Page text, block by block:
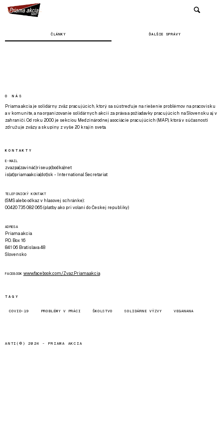
ČLÁNKY ĎALŠIE SPRÁVY
O NÁS
Priama akcia je solidárny zväz pracujúcich, ktorý sa sústreďuje na riešenie problémov na pracovisku
a v komunite, a na organizovanie solidárnych akcií za práva a požiadavky pracujúcich na Slovensku aj v
zahraničí. Od roku 2000 je sekciou Medzinárodnej asociácie pracujúcich (MAP), ktorá v súčasnosti
združuje zväzy a skupiny z vyše 20 krajín sveta.
KONTAKTY
E-MAIL
zvazpa(zavináč)riseup(bodka)net
is(at)priamaakcia(dot)sk - International Secretariat
TELEFONICKÝ KONTAKT
(SMS alebo odkaz v hlasovej schránke):
00420 735 082 065 (platby ako pri volaní do Českej republiky)
ADRESA
Priama akcia
P.O. Box 16
841 06 Bratislava 48
Slovensko
FACEBOOK www.facebook.com/Zvaz.Priama.akcia
TAGY
COVID-19 PROBLÉMY V PRÁCI ŠKOLSTVO SOLIDÁRNE VÝZVY VEGANANA
ANTI(©) 2024 - PRIAMA AKCIA